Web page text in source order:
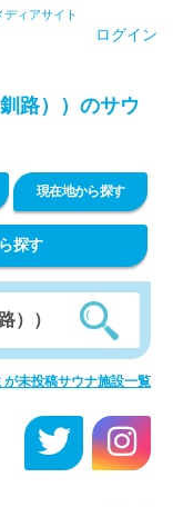
ィアサイト
ログイン
路））のサウ
現在地から探す
探す
が未投稿サウナ施設一覧